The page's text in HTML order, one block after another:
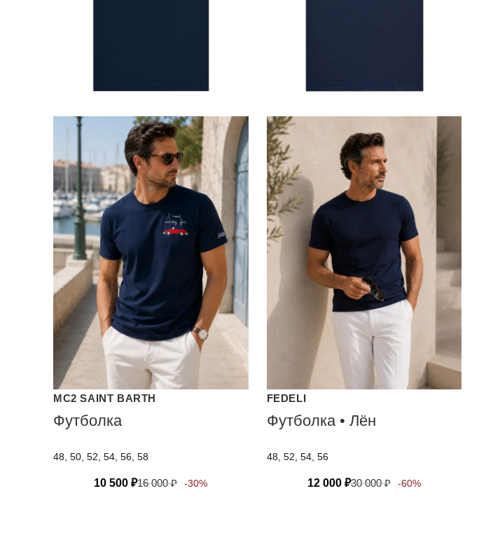
MC2 SAINT BARTH
Футболка
48, 50, 52, 54, 56, 58
10 500₽16 000₽ -30%
FEDELI
Футболка • Лён
48, 52, 54, 56
12 000 ₽30 000₽ -60%